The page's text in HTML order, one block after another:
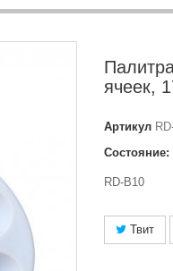
ячеек,
Артикул
Состояние:
RD-B10
Твит